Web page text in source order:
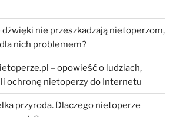
dźwięki nie przeszkadzają nietoperzom,
nich problemem?
– opowieść o ludziach,
ochronę nietoperzy do Internetu
przyroda. Dlaczego nietoperze